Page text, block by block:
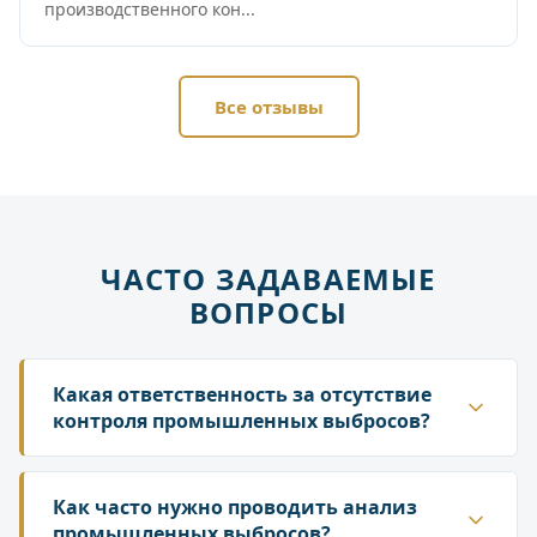
производственного кон...
Все отзывы
ЧАСТО ЗАДАВАЕМЫЕ
ВОПРОСЫ
Какая ответственность за отсутствие
контроля промышленных выбросов?
Отсутствие протоколов замеров является
нарушением и влечет за собой штрафы по ст. 8.1
и 8.21 КоАП РФ, которые могут достигать сотен
Как часто нужно проводить анализ